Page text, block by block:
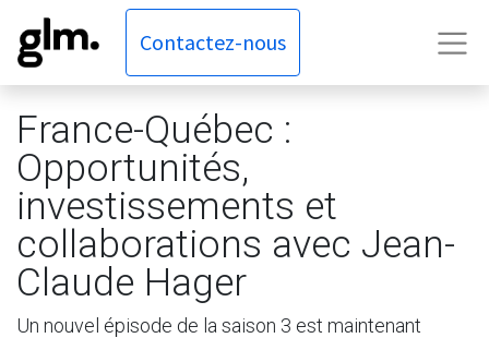
Contactez-nous
France-Québec :
Opportunités,
investissements et
collaborations avec Jean-
Claude Hager
Un nouvel épisode de la saison 3 est maintenant